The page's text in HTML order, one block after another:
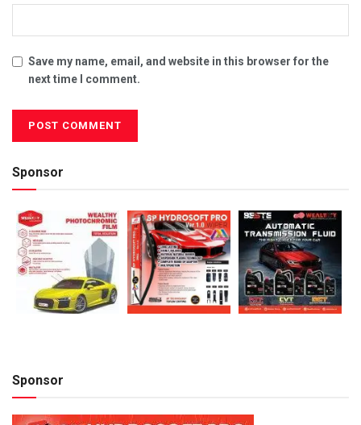
Save my name, email, and website in this browser for the
next time I comment.
Sponsor
Sponsor